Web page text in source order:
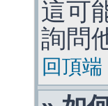
這可
詢問
回頂端